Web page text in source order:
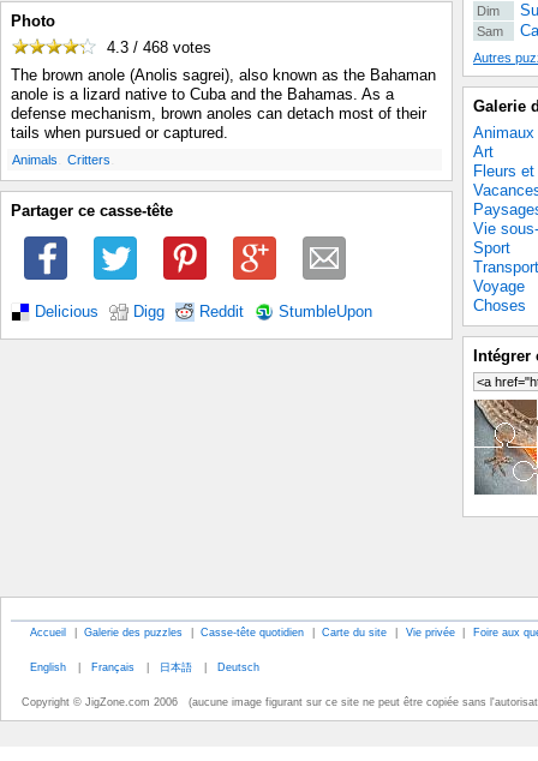
Photo
4.3 / 468 votes
The brown anole (Anolis sagrei), also known as the Bahaman
anole is a lizard native to Cuba and the Bahamas. As a
defense mechanism, brown anoles can detach most of their
tails when pursued or captured.
Animals Critters
Partager ce casse-tête
Delicious Digg Reddit StumbleUpon
Dim
Sam
Autres
Galerie
Animaux
Art
Fleurs
Vie
Sport
Transport
Voyage
Choses
Intégrer
Accueil | Galerie des puzzles | Casse-tête quotidien | Carte du site | Vie privée | Foire aux
English | Français | 日本語 | Deutsch
Copyright © JigZone.com 2006 (aucune image figurant sur ce site ne peut être copiée sans